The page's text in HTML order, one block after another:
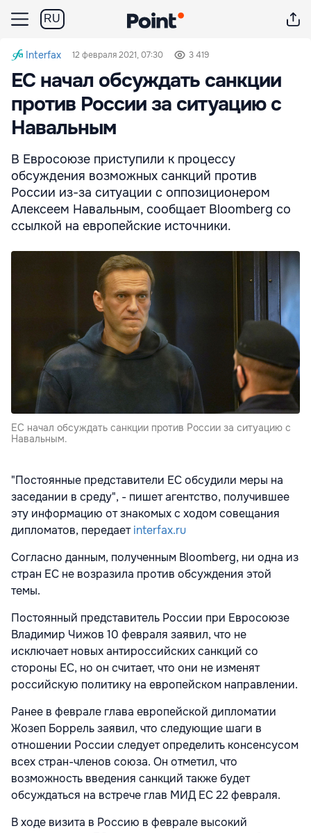
RU
Interfax 12 февраля 2021, 07:30 3 419
ЕС начал обсуждать санкции
против России за ситуацию с
Навальным
В Евросоюзе приступили к процессу
обсуждения возможных санкций против
России из-за ситуации с оппозиционером
Алексеем Навальным, сообщает Bloomberg со
ссылкой на европейские источники.
ЕС начал обсуждать санкции против России за ситуацию с
Навальным.
"Постоянные представители ЕС обсудили меры на
заседании в среду", - пишет агентство, получившее
эту информацию от знакомых с ходом совещания
дипломатов, передаетinterfax.ru
Согласно данным, полученным Bloomberg, ни одна из
стран ЕС не возразила против обсуждения этой
темы.
Постоянный представитель России при Евросоюзе
Владимир Чижов 10 февраля заявил, что не
исключает новых антироссийских санкций со
стороны ЕС, но он считает, что они не изменят
российскую политику на европейском направлении.
Ранее в феврале глава европейской дипломатии
Жозеп Боррель заявил, что следующие шаги в
отношении России следует определить консенсусом
всех стран-членов союза. Он отметил, что
возможность введения санкций также будет
обсуждаться на встрече глав МИД ЕС 22 февраля.
В ходе визита в Россию в феврале высокий